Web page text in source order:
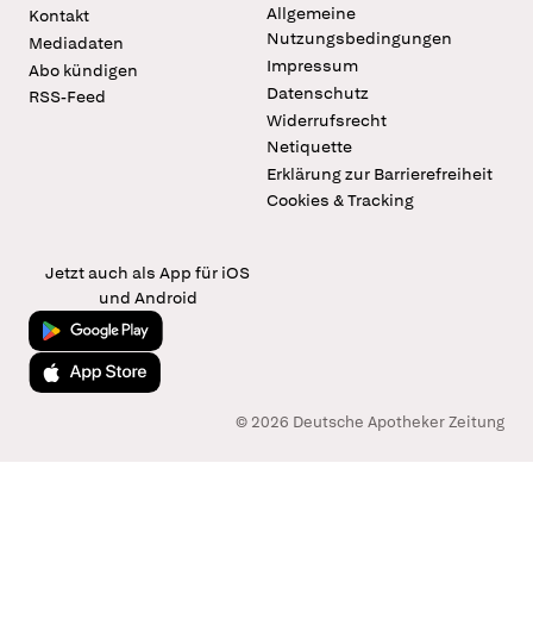
Kontakt
Mediadaten
Abo kündigen
RSS-Feed
Allgemeine
Nutzungsbedingungen
Impressum
Datenschutz
Widerrufsrecht
Netiquette
Erklärung zur Barrierefreiheit
Cookies & Tracking
Jetzt auch als App für iOS
und Android
Jetzt bei Google Play
Laden im App Store
© 2026 Deutsche Apotheker Zeitung